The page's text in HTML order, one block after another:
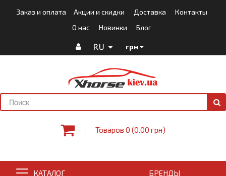
Заказ и оплата Акции и скидки Доставка
Контакты
О нас
Новинки Блог
RU грн
Товаров 0 (0.00 грн)
КАТАЛОГ БРЕНДЫ